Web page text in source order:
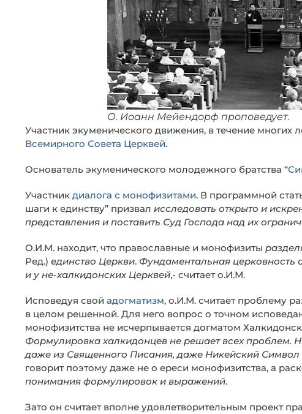
О. Иоанн Мейендорф проповедует.
Участник экуменического движения, в течение многих
Всемирного Совета Церквей.
Основатель экуменического молодежного братства “
Участник диалога с монофизитами. В программной
шаги к единству” призвал исследовать открыто и
представления и поставить Суд Господа над их
О.И.М. находит, что православные и монофизиты
Ред.) единство Церкви. Фундаментальная церковность
и у не-халкидонских Церквей,- считает о.И.М.
Исповедуя свой адогматизм, о.И.М. считает проблему
в целом решенной. Для него вопрос о точном
монофизитства не исчерпывается догматом
Формулировка халкидонцев не решает всех проблем.
даже из Священного Писания, даже Никейский
говорит поэтому даже не о ереси монофизитства, а
понимания формулировок и выражений.
Зато он считает вполне удовлетворительным проект